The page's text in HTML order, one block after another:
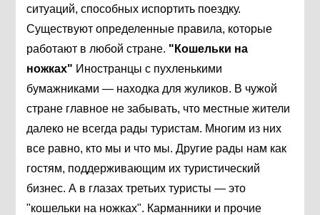
ситуаций, способных испортить поездку.
Существуют определенные правила, которые
работают в любой стране. "Кошельки на
ножках" Иностранцы с пухленькими
бумажниками — находка для жуликов. В чужой
стране главное не забывать, что местные жители
далеко не всегда рады туристам. Многим из них
все равно, кто мы и что мы. Другие рады нам как
гостям, поддерживающим их туристический
бизнес. А в глазах третьих туристы — это
"кошельки на ножках". Карманники и прочие